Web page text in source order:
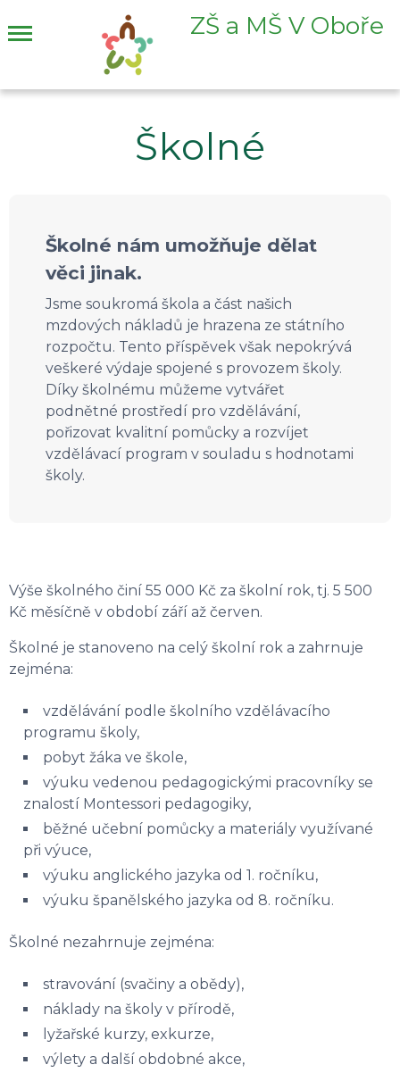
ZŠ a MŠ V Oboře
Školné
Školné nám umožňuje dělat
věci jinak.
Jsme soukromá škola a část našich
mzdových nákladů je hrazena ze státního
rozpočtu. Tento příspěvek však nepokrývá
veškeré výdaje spojené s provozem školy.
Díky školnému můžeme vytvářet
podnětné prostředí pro vzdělávání,
pořizovat kvalitní pomůcky a rozvíjet
vzdělávací program v souladu s hodnotami
školy.
Výše školného činí 55 000 Kč za školní rok, tj. 5 500
Kč měsíčně v období září až červen.
Školné je stanoveno na celý školní rok a zahrnuje
zejména:
vzdělávání podle školního vzdělávacího
programu školy,
pobyt žáka ve škole,
výuku vedenou pedagogickými pracovníky se
znalostí Montessori pedagogiky,
běžné učební pomůcky a materiály využívané
při výuce,
výuku anglického jazyka od 1. ročníku,
výuku španělského jazyka od 8. ročníku.
Školné nezahrnuje zejména:
stravování (svačiny a obědy),
náklady na školy v přírodě,
lyžařské kurzy, exkurze,
výlety a další obdobné akce,